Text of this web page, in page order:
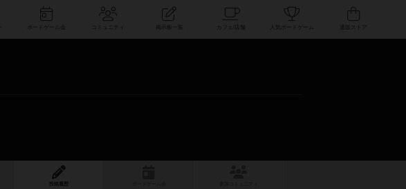
コミュニティ 人気ボードゲーム
投稿履歴